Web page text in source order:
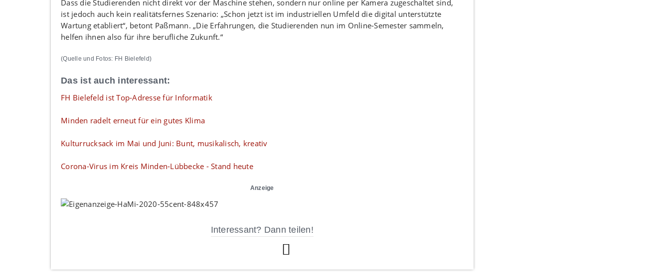
Dass die Studierenden nicht direkt vor der Maschine stehen, sondern nur online per Kamera zugeschaltet sind,
ist jedoch auch kein realitätsfernes Szenario: „Schon jetzt ist im industriellen Umfeld die digital unterstützte
Wartung etabliert“, betont Paßmann. „Die Erfahrungen, die Studierenden nun im Online-Semester sammeln,
helfen ihnen also für ihre berufliche Zukunft.“
(Quelle und Fotos: FH Bielefeld)
Das ist auch interessant:
FH Bielefeld ist Top-Adresse für Informatik
Minden radelt erneut für ein gutes Klima
Kulturrucksack im Mai und Juni: Bunt, musikalisch, kreativ
Corona-Virus im Kreis Minden-Lübbecke - Stand heute
Anzeige
Interessant? Dann teilen!